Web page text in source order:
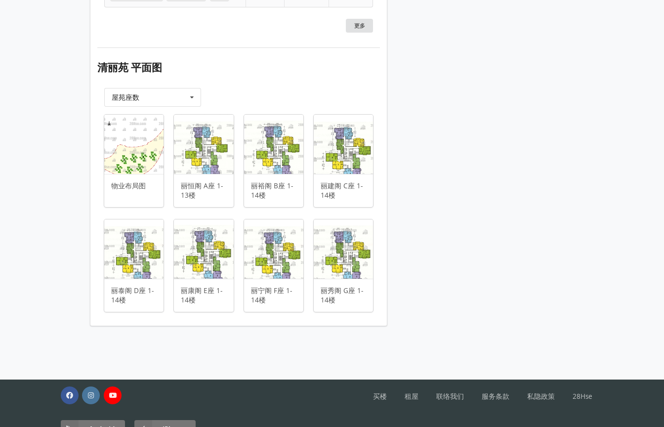
更多
清丽苑 平面图
屋苑座数
物业布局图 平面图
丽恒阁 A座 1-13楼 平面图
丽裕阁 B座 1-14楼 平面图
丽建阁 C座 1-14楼 平面图
丽泰阁 D座 1-14楼 平面图
丽康阁 E座 1-14楼 平面图
丽秀阁 G座 1-14楼 平面图
物业布局图 平面图
物业布局图
丽恒阁 A座 1-
13楼
丽裕阁 B座 1-
14楼
丽建阁 C座 1-
14楼
丽泰阁 D座 1-
14楼
丽康阁 E座 1-
14楼
丽宁阁 F座 1-
14楼
丽秀阁 G座 1-
14楼
买楼 租屋 联络我们 服务条款 私隐政策 28Hse